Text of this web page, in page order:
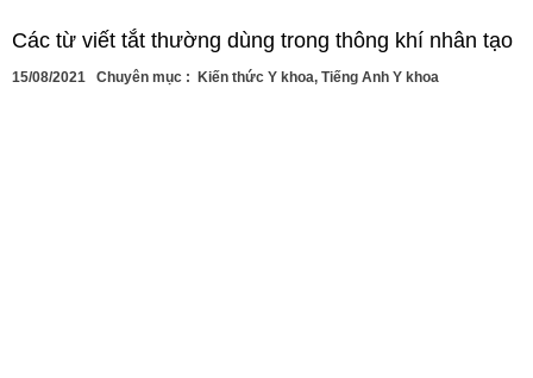
Các từ viết tắt thường dùng trong thông khí nhân tạo
15/08/2021 Chuyên mục : Kiến thức Y khoa, Tiếng Anh Y khoa